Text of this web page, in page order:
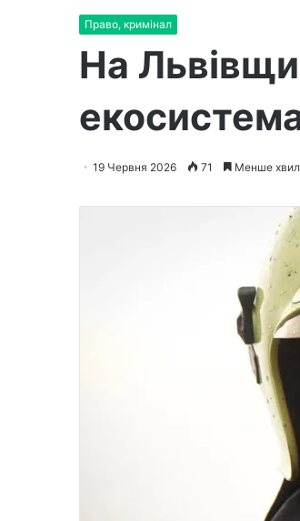
Право, кримінал
На
19 Червня 2026 71 Менше